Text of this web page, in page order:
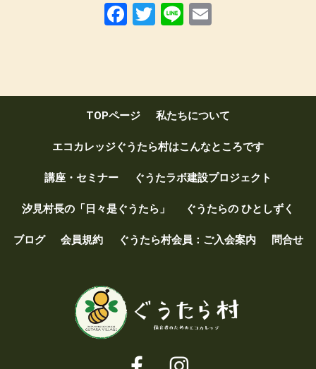
F
o
o
k
T Li
TOPページ 私たちについて
エコカレッジぐうたら村はこんなところです
講座・セミナー ぐうたラボ建設プロジェクト
汐見村長の「日々是ぐうたら」 ぐうたらの ひとしずく
ブログ 会員規約 ぐうたら村会員：ご入会案内 問合せ